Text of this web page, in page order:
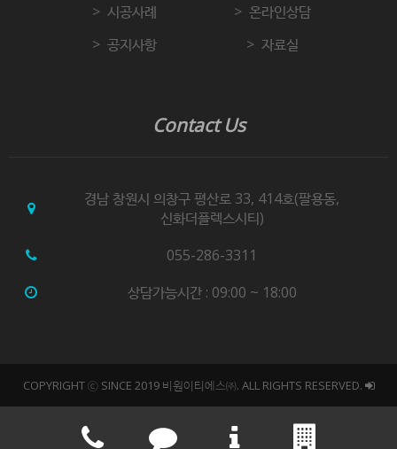
시공사례
온라인상담
공지사항
자료실
Contact Us
경남 창원시 의창구 평산로 33, 414호(팔용동,
신화더플렉스시티)
055-286-3311
상담가능시간 : 09:00 ~ 18:00
COPYRIGHT ⓒ SINCE 2019 비원이티에스㈜. ALL RIGHTS RESERVED.